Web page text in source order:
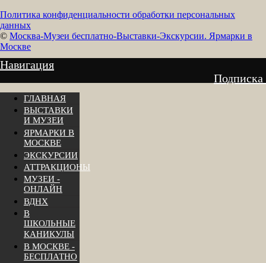
Политика конфиденциальности обработки персональных
данных
© Москва-Музеи бесплатно-Выставки-Экскурсии. Ярмарки в
Москве
Навигация
Подписка
ГЛАВНАЯ
ВЫСТАВКИ
И МУЗЕИ
ЯРМАРКИ В
МОСКВЕ
ЭКСКУРСИИ
АТТРАКЦИОНЫ
МУЗЕИ -
ОНЛАЙН
ВДНХ
В
ШКОЛЬНЫЕ
КАНИКУЛЫ
В МОСКВЕ -
БЕСПЛАТНО